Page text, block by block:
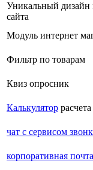
Уникальный дизайн
сайта
Модуль интернет
Фильтр по товарам
Квиз опросник
Калькулятор
чат с сервисом
корпоративная почта